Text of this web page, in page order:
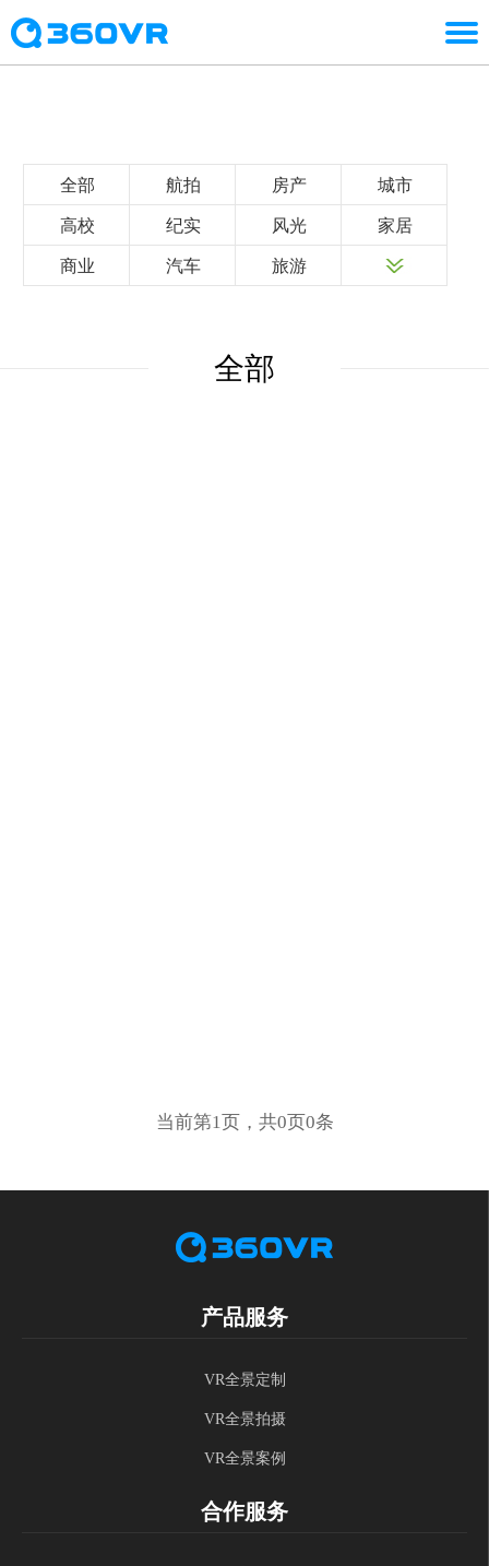
全部 航拍 房产 城市
高校 纪实 风光 家居
商业 汽车 旅游
全部
当前第1页，共0页0条
产品服务
VR全景定制
VR全景拍摄
VR全景案例
合作服务